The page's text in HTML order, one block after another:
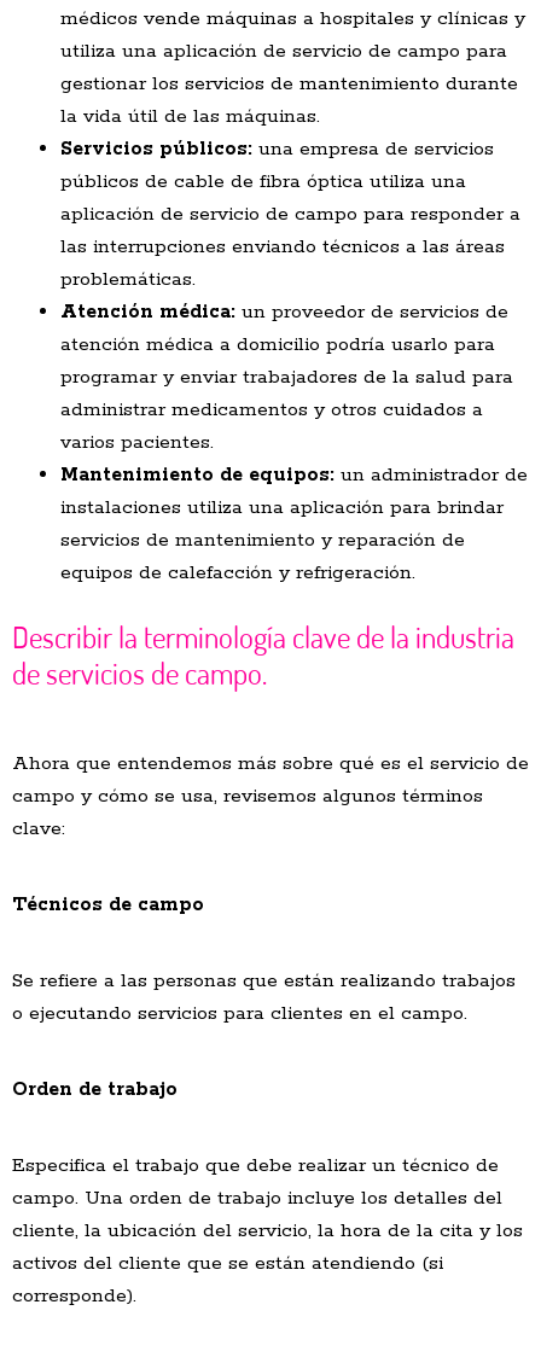
médicos vende máquinas a hospitales y clínicas y
utiliza una aplicación de servicio de campo para
gestionar los servicios de mantenimiento durante
la vida útil de las máquinas.
Servicios públicos: una empresa de servicios
públicos de cable de fibra óptica utiliza una
aplicación de servicio de campo para responder a
las interrupciones enviando técnicos a las áreas
problemáticas.
Atención médica: un proveedor de servicios de
atención médica a domicilio podría usarlo para
programar y enviar trabajadores de la salud para
administrar medicamentos y otros cuidados a
varios pacientes.
Mantenimiento de equipos: un administrador de
instalaciones utiliza una aplicación para brindar
servicios de mantenimiento y reparación de
equipos de calefacción y refrigeración.
Describir la terminología clave de la industria
de servicios de campo.
Ahora que entendemos más sobre qué es el servicio de
campo y cómo se usa, revisemos algunos términos
clave:
Técnicos de campo
Se refiere a las personas que están realizando trabajos
o ejecutando servicios para clientes en el campo.
Orden de trabajo
Especifica el trabajo que debe realizar un técnico de
campo. Una orden de trabajo incluye los detalles del
cliente, la ubicación del servicio, la hora de la cita y los
activos del cliente que se están atendiendo (si
corresponde).